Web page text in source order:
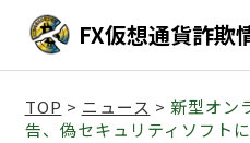
FX仮想通貨詐欺
TOP > ニュース > 新型オン
告、偽セキュリティソフト